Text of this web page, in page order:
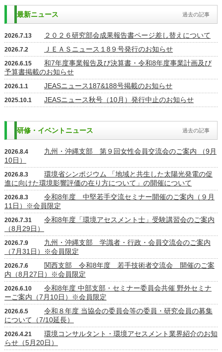
最新ニュース 過去の記事
2026.7.13 ２０２６研究部会成果報告書ページ差し替えについて
2026.7.2 ＪＥＡＳニュース１8９号発行のお知らせ
2026.6.15
和7年度事業報告及び決算書・令和8年度事業計画及び
予算書掲載のお知らせ
2026.1.1 JEASニュース187&188号掲載のお知らせ
2025.10.1 JEASニュース秋号（10月）発行中止のお知らせ
研修・イベントニュース 過去の記事
2026.8.4
九州・沖縄支部 第９回女性会員交流会のご案内 （9月
10日）
2026.8.3
環境省シンポジウム 「地域と共生した太陽光発電の促
進に向けた環境影響評価の在り方について」の開催について
2026.8.3
令和8年度 中堅若手交流セミナー開催のご案内（９月
11日）※会員限定
2026.7.31
令和8年度「環境アセスメント士」受験講習会のご案内
（8月29日）
2026.7.9
九州・沖縄支部 学識者・行政・会員交流会のご案内
（7月31日）※会員限定
2026.7.6
関西支部 令和8年度 若手技術者交流会 開催のご案
内（8月27日）※会員限定
2026.6.10
令和8年度 中部支部・セミナー委員会共催 野外セミナ
ーご案内（7月10日）※会員限定
2026.6.5
令和８年度 当協会の委員会等の委員・研究会員の募集
について（7/10延長）
2026.4.21
環境コンサルタント・環境アセスメント業界紹介のお知
らせ（5月20日）